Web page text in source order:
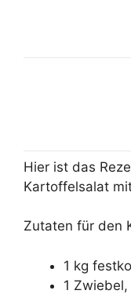
Hier ist das
Kartoffelsalat
Zutaten für den
1 kg
1